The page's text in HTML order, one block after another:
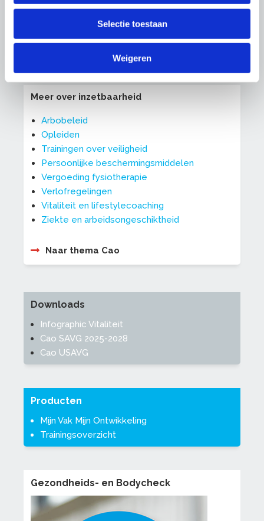
Selectie toestaan
Weigeren
Vaktaalapp
Meer over inzetbaarheid
Arbobeleid
Opleiden
Trainingen over veiligheid
Persoonlijke beschermingsmiddelen
Vergoeding fysiotherapie
Verlofregelingen
Vitaliteit en lifestylecoaching
Ziekte en arbeidsongeschiktheid
Naar thema Cao
Downloads
Infographic Vitaliteit
Cao SAVG 2025-2028
Cao USAVG
Producten
Mijn Vak Mijn Ontwikkeling
Trainingsoverzicht
Gezondheids- en Bodycheck